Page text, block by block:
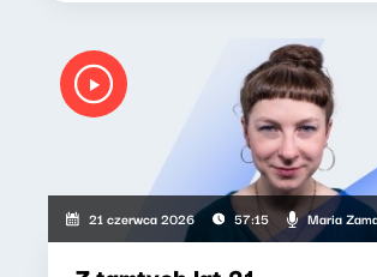
21 czerwca 2026 57:15 Maria